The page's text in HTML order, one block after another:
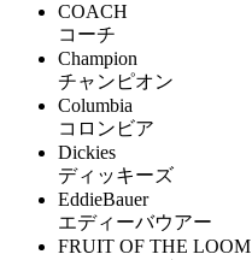
COACH
コーチ
Champion
チャンピオン
Columbia
コロンビア
Dickies
ディッキーズ
EddieBauer
エディーバウアー
FRUIT OF THE LOOM